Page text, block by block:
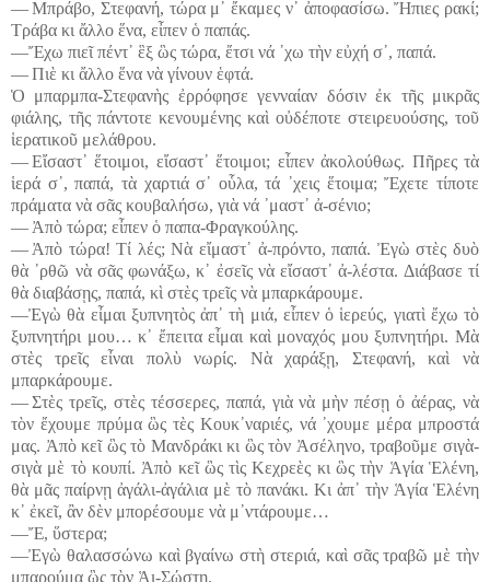
― Μπράβο, Στεφανή, τώρα μ᾽ ἔκαμες ν᾽ ἀποφασίσω. Ἤπιες ρακί;
Τράβα κι ἄλλο ἕνα, εἶπεν ὁ παπάς.
―Ἔχω πιεῖ πέντ᾽ ἓξ ὣς τώρα, ἔτσι νά ᾽χω τὴν εὐχή σ᾽, παπά.
― Πιὲ κι ἄλλο ἕνα νὰ γίνουν ἑφτά.
Ὁ μπαρμπα-Στεφανὴς ἐρρόφησε γενναίαν δόσιν ἐκ τῆς μικρᾶς
φιάλης, τῆς πάντοτε κενουμένης καὶ οὐδέποτε στειρευούσης, τοῦ
ἱερατικοῦ μελάθρου.
― Εἴσαστ᾽ ἕτοιμοι, εἴσαστ᾽ ἕτοιμοι; εἶπεν ἀκολούθως. Πῆρες τὰ
ἱερά σ᾽, παπά, τὰ χαρτιά σ᾽ οὗλα, τά ᾽χεις ἕτοιμα; Ἔχετε τίποτε
πράματα νὰ σᾶς κουβαλήσω, γιὰ νά ᾽μαστ᾽ ἀ-σένιο;
― Ἀπὸ τώρα; εἶπεν ὁ παπα-Φραγκούλης.
― Ἀπὸ τώρα! Τί λές; Νὰ εἴμαστ᾽ ἀ-πρόντο, παπά. Ἐγὼ στὲς δυὸ
θὰ ᾽ρθῶ νὰ σᾶς φωνάξω, κ᾽ ἐσεῖς νὰ εἴσαστ᾽ ἀ-λέστα. Διάβασε τί
θὰ διαβάσῃς, παπά, κὶ στὲς τρεῖς νὰ μπαρκάρουμε.
―Ἐγὼ θὰ εἶμαι ξυπνητὸς ἀπ᾽ τὴ μιά, εἶπεν ὁ ἱερεύς, γιατὶ ἔχω τὸ
ξυπνητήρι μου… κ᾽ ἔπειτα εἶμαι καὶ μοναχός μου ξυπνητήρι. Μὰ
στὲς τρεῖς εἶναι πολὺ νωρίς. Νὰ χαράξῃ, Στεφανή, καὶ νὰ
μπαρκάρουμε.
― Στὲς τρεῖς, στὲς τέσσερες, παπά, γιὰ νὰ μὴν πέσῃ ὁ ἀέρας, νὰ
τὸν ἔχουμε πρύμα ὣς τὲς Κουκ᾽ναριές, νά ᾽χουμε μέρα μπροστά
μας. Ἀπὸ κεῖ ὣς τὸ Μανδράκι κι ὣς τὸν Ἀσέληνο, τραβοῦμε σιγὰ-
σιγὰ μὲ τὸ κουπί. Ἀπὸ κεῖ ὣς τὶς Κεχρεὲς κι ὣς τὴν Ἁγία Ἑλένη,
θὰ μᾶς παίρνῃ ἀγάλι-ἀγάλια μὲ τὸ πανάκι. Κι ἀπ᾽ τὴν Ἁγία Ἑλένη
κ᾽ ἐκεῖ, ἂν δὲν μπορέσουμε νὰ μ᾽ντάρουμε…
―Ἔ, ὕστερα;
―Ἐγὼ θαλασσώνω καὶ βγαίνω στὴ στεριά, καὶ σᾶς τραβῶ μὲ τὴν
μπαρούμα ὣς τὸν Ἁι-Σώστη.